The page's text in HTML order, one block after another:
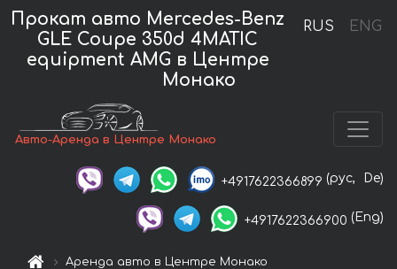
RUS ENG
Прокат авто Mercedes-Benz
GLE Coupe 350d 4MATIC
equipment AMG в Центре
Монако
Авто-Аренда в Центре Монако
+4917622366899 (рус, De)
+4917622366900 (Eng)
Аренда авто в Центре Монако